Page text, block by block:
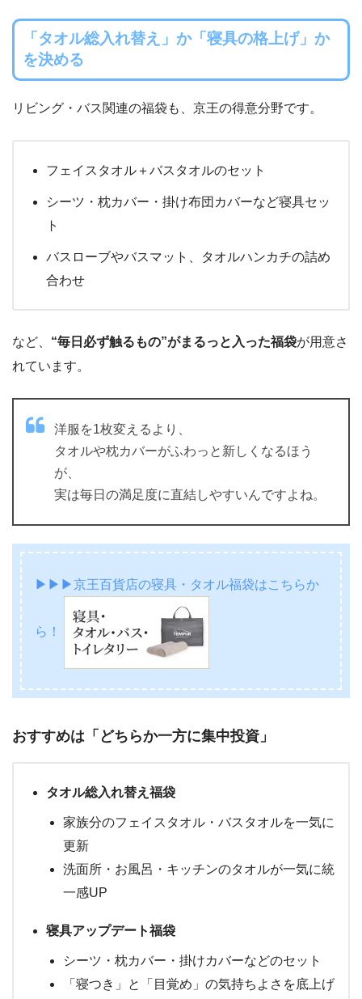
「タオル総入れ替え」か「寝具の格上げ」か
を決める
リビング・バス関連の福袋も、京王の得意分野です。
フェイスタオル＋バスタオルのセット
シーツ・枕カバー・掛け布団カバーなど寝具セッ
ト
バスローブやバスマット、タオルハンカチの詰め
合わせ
など、 “毎日必ず触るもの”がまるっと入った福袋が用意さ
れています。
洋服を1枚変えるより、
タオルや枕カバーがふわっと新しくなるほう
が、
実は毎日の満足度に直結しやすいんですよね。
▶▶▶京王百貨店の寝具・タオル福袋はこちらか
ら！
おすすめは「どちらか一方に集中投資」
タオル総入れ替え福袋
家族分のフェイスタオル・バスタオルを一気に
更新
洗面所・お風呂・キッチンのタオルが一気に統
一感UP
寝具アップデート福袋
シーツ・枕カバー・掛けカバーなどのセット
「寝つき」と「目覚め」の気持ちよさを底上げ